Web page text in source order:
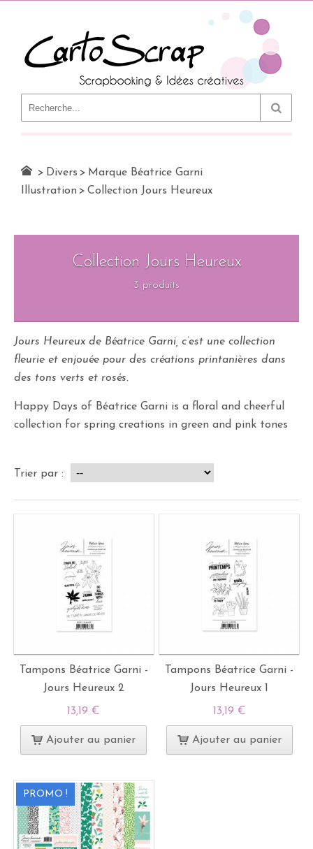
> Divers > Marque Béatrice Garni
Illustration > Collection Jours Heureux
Collection Jours Heureux
3 produits
Jours Heureux de Béatrice Garni, c’est une collection
fleurie et enjouée pour des créations printanières dans
des tons verts et rosés.
Happy Days of Béatrice Garni is a floral and cheerful
collection for spring creations in green and pink tones
Trier par :
Tampons Béatrice Garni -
Jours Heureux 2
13,19 €
Ajouter au panier
Tampons Béatrice Garni -
Jours Heureux 1
13,19 €
Ajouter au panier
PROMO !